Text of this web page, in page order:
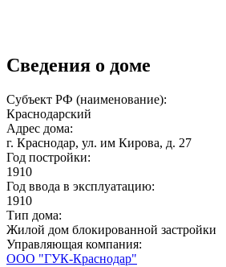
Сведения о доме
Субъект РФ (наименование):
Краснодарский
Адрес дома:
г. Краснодар, ул. им Кирова, д. 27
Год постройки:
1910
Год ввода в эксплуатацию:
1910
Тип дома:
Жилой дом блокированной застройки
Управляющая компания:
ООО "ГУК-Краснодар"